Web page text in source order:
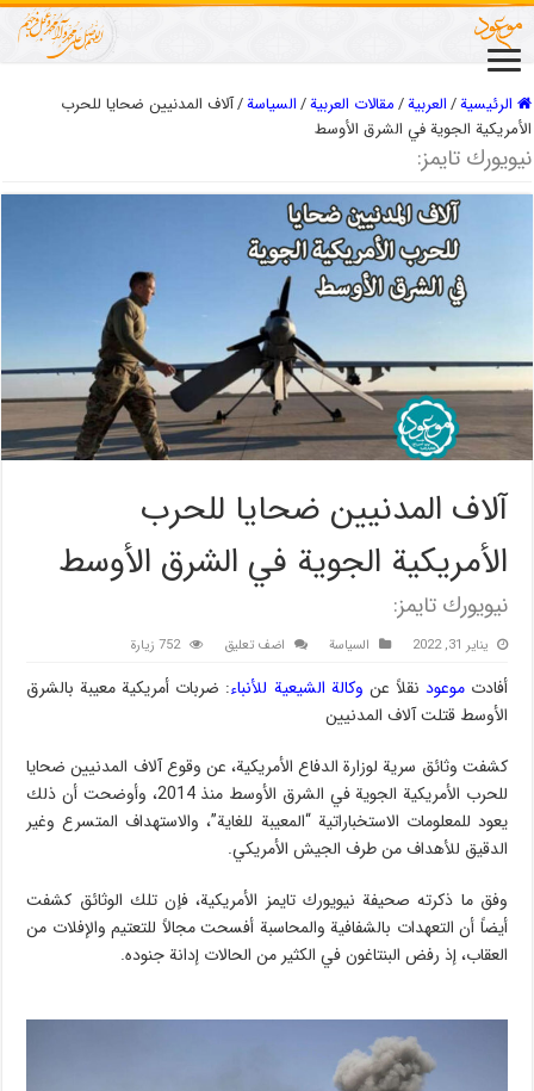
الرئيسية/العربیة/مقالات العربیة/السیاسة/آلاف المدنيين ضحايا للحرب
الأمريكية الجوية في الشرق الأوسط
نيويورك تايمز:
آلاف المدنيين ضحايا للحرب
الأمريكية الجوية في الشرق الأوسط
نيويورك تايمز:
يناير 31, 2022 السیاسة اضف تعليق 752 زيارة
أفادتموعود نقلاً عن وکالة الشیعیة للأنباء: ضربات أمريكية معيبة بالشرق
الأوسط قتلت آلاف المدنيين
كشفت وثائق سرية لوزارة الدفاع الأمريكية، عن وقوع آلاف المدنيين ضحايا
للحرب الأمريكية الجوية في الشرق الأوسط منذ 2014، وأوضحت أن ذلك
يعود للمعلومات الاستخباراتية “المعيبة للغاية”، والاستهداف المتسرع وغير
الدقيق للأهداف من طرف الجيش الأمريكي.
وفق ما ذكرته صحيفة نيويورك تايمز الأمريكية، فإن تلك الوثائق كشفت
أيضاً أن التعهدات بالشفافية والمحاسبة أفسحت مجالاً للتعتيم والإفلات من
العقاب، إذ رفض البنتاغون في الكثير من الحالات إدانة جنوده.